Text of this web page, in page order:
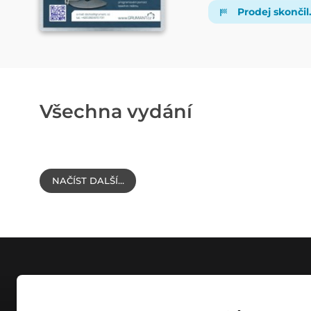
Prodej skončil.
Všechna vydání
NAČÍST DALŠÍ…